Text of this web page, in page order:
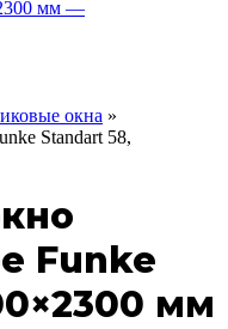
окна »
Standart 58,
Funke
мм